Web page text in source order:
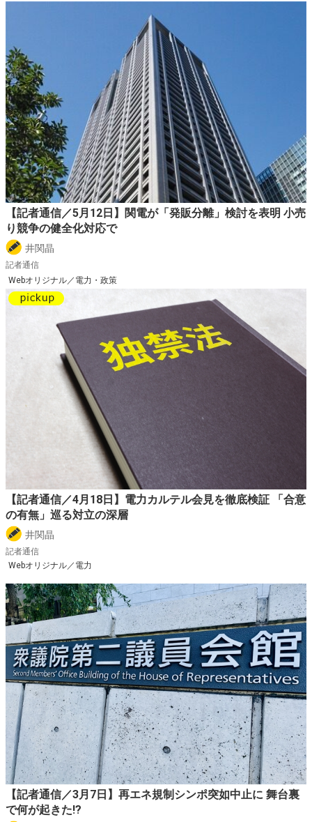
【記者通信／5月12日】関電が「発販分離」検討を表明 小売
り競争の健全化対応で
井関晶
記者通信
Webオリジナル／電力・政策
【記者通信／4月18日】電力カルテル会見を徹底検証 「合意
の有無」巡る対立の深層
井関晶
記者通信
Webオリジナル／電力
【記者通信／3月7日】再エネ規制シンポ突如中止に 舞台裏
で何が起きた!?